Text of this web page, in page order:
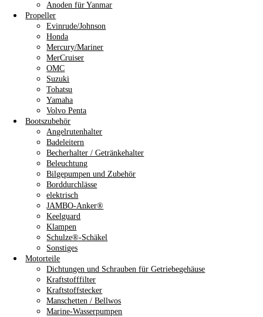
Anoden für Yanmar
Propeller
Evinrude/Johnson
Honda
Mercury/Mariner
MerCruiser
OMC
Suzuki
Tohatsu
Yamaha
Volvo Penta
Bootszubehör
Angelrutenhalter
Badeleitern
Becherhalter / Getränkehalter
Beleuchtung
Bilgepumpen und Zubehör
Borddurchlässe
elektrisch
JAMBO-Anker®
Keelguard
Klampen
Schulze®-Schäkel
Sonstiges
Motorteile
Dichtungen und Schrauben für Getriebegehäuse
Kraftstofffilter
Kraftstoffstecker
Manschetten / Bellwos
Marine-Wasserpumpen